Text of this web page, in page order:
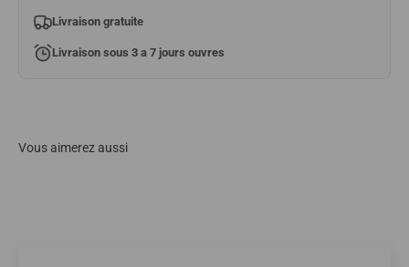
Livraison gratuite
Livraison sous 3 a 7 jours ouvres